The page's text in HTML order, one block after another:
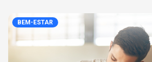
BEM-ESTAR